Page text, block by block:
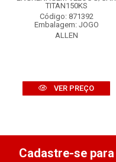
TITAN150KS
Código: 871392
Embalagem: JOGO
ALLEN
VER PREÇO
Cadastre-se